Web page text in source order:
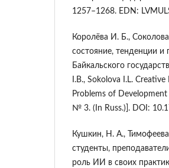
1257–1268. EDN:
Королёва И. Б.,
состояние, тенденции
Байкальского
I.B., Sokolova I.L.
Problems of
№ 3. (In Russ.)]. DOI:
Кушкин, Н. А.,
студенты,
роль ИИ в своих